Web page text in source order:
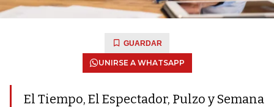
GUARDAR
UNIRSE A WHATSAPP
El Tiempo, El Espectador, Pulzo y Semana